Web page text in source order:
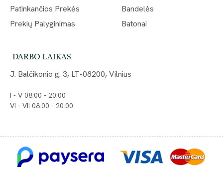
Patinkančios Prekės
Prekių Palyginimas
Bandelės
Batonai
DARBO LAIKAS
J. Balčikonio g. 3, LT-08200, Vilnius
I - V 08:00 - 20:00
VI - VII 08:00 - 20:00